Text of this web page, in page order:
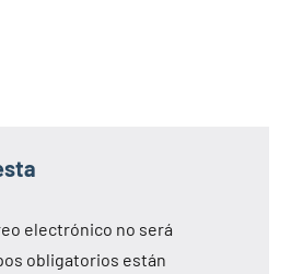
electrónico no será
obligatorios están